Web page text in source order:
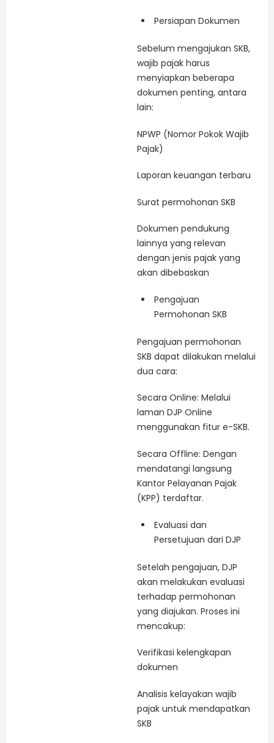
Persiapan Dokumen
Sebelum mengajukan SKB,
wajib pajak harus
menyiapkan beberapa
dokumen penting, antara
lain:
NPWP (Nomor Pokok Wajib
Pajak)
Laporan keuangan terbaru
Surat permohonan SKB
Dokumen pendukung
lainnya yang relevan
dengan jenis pajak yang
akan dibebaskan
Pengajuan
Permohonan SKB
Pengajuan permohonan
SKB dapat dilakukan melalui
dua cara:
Secara Online: Melalui
laman DJP Online
menggunakan fitur e-SKB.
Secara Offline: Dengan
mendatangi langsung
Kantor Pelayanan Pajak
(KPP) terdaftar.
Evaluasi dan
Persetujuan dari DJP
Setelah pengajuan, DJP
akan melakukan evaluasi
terhadap permohonan
yang diajukan. Proses ini
mencakup:
Verifikasi kelengkapan
dokumen
Analisis kelayakan wajib
pajak untuk mendapatkan
SKB